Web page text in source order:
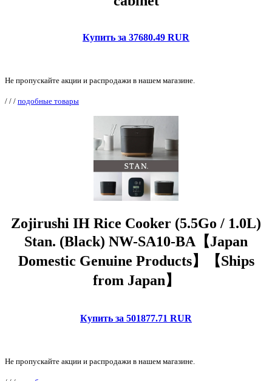
Купить за 37680.49 RUR
Не пропускайте акции и распродажи в нашем магазине.
/ / / подобные товары
Zojirushi IH Rice Cooker (5.5Go / 1.0L)
Stan. (Black) NW-SA10-BA【Japan
Domestic Genuine Products】【Ships
from Japan】
Купить за 501877.71 RUR
Не пропускайте акции и распродажи в нашем магазине.